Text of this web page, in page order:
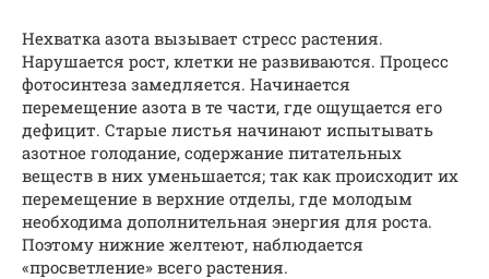
Нехватка азота вызывает стресс растения.
Нарушается рост, клетки не развиваются. Процесс
фотосинтеза замедляется. Начинается
перемещение азота в те части, где ощущается его
дефицит. Старые листья начинают испытывать
азотное голодание, содержание питательных
веществ в них уменьшается; так как происходит их
перемещение в верхние отделы, где молодым
необходима дополнительная энергия для роста.
Поэтому нижние желтеют, наблюдается
«просветление» всего растения.